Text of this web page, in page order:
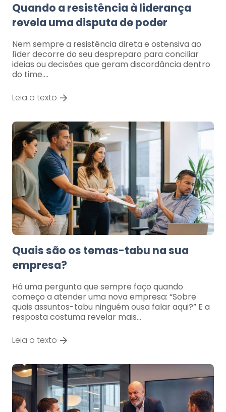
Quando a resistência à liderança
revela uma disputa de poder
Nem sempre a resistência direta e ostensiva ao
líder decorre do seu despreparo para conciliar
ideias ou decisões que geram discordância dentro
do time.…
Leia o texto
Quais são os temas-tabu na sua
empresa?
Há uma pergunta que sempre faço quando
começo a atender uma nova empresa: “Sobre
quais assuntos-tabu ninguém ousa falar aqui?” E a
resposta costuma revelar mais…
Leia o texto